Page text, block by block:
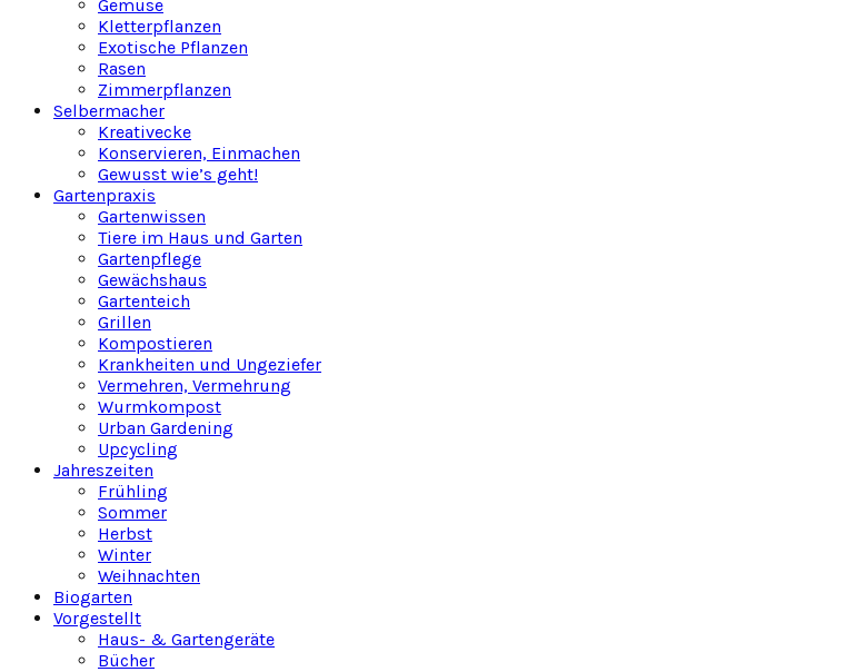
Gemüse
Kletterpflanzen
Exotische Pflanzen
Rasen
Zimmerpflanzen
Selbermacher
Kreativecke
Konservieren, Einmachen
Gewusst wie’s geht!
Gartenpraxis
Gartenwissen
Tiere im Haus und Garten
Gartenpflege
Gewächshaus
Gartenteich
Grillen
Kompostieren
Krankheiten und Ungeziefer
Vermehren, Vermehrung
Wurmkompost
Urban Gardening
Upcycling
Jahreszeiten
Frühling
Sommer
Herbst
Winter
Weihnachten
Biogarten
Vorgestellt
Haus- & Gartengeräte
Bücher